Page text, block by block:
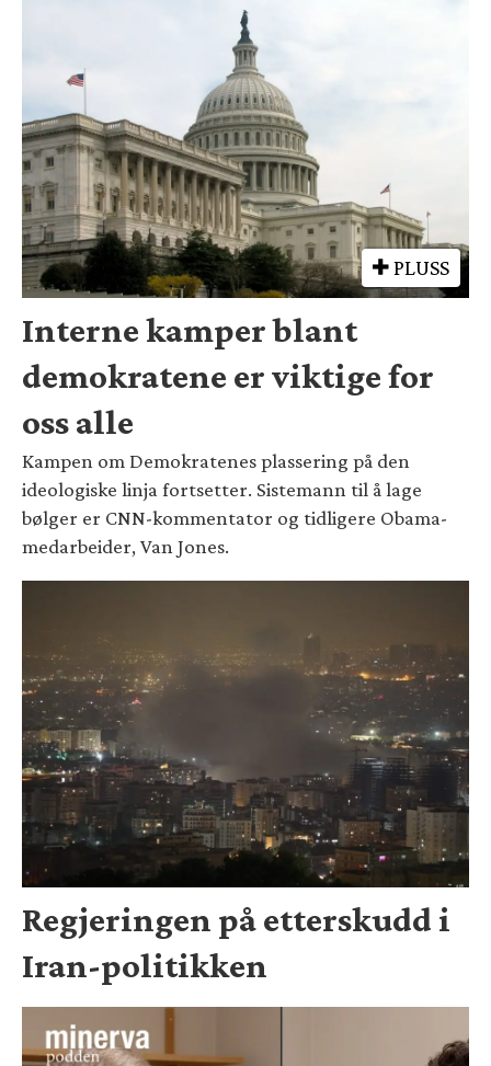
PLUSS
Interne kamper blant
demokratene er viktige for
oss alle
Kampen om Demokratenes plassering på den
ideologiske linja fortsetter. Sistemann til å lage
bølger er CNN-kommentator og tidligere Obama-
medarbeider, Van Jones.
Regjeringen på etterskudd i
Iran-politikken